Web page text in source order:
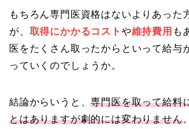
もちろん専門医資格はないよりあった
が、 取得にかかるコスト や維持費用 も
医をたくさん取ったからといって給与
っていくのでしょうか。
結論からいうと、専門医を取って給料
とはありますが劇的には変わりません